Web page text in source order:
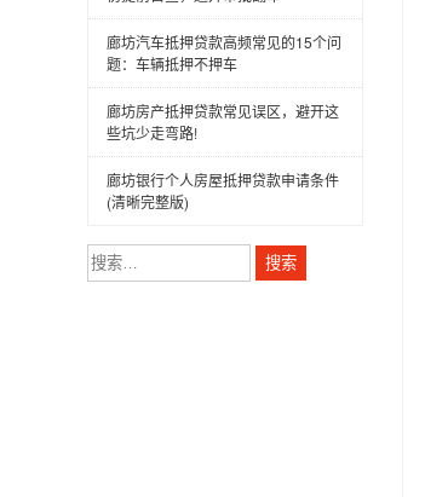
廊坊汽车抵押贷款高频常见的15个问
题：车辆抵押不押车
廊坊房产抵押贷款常见误区，避开这
些坑少走弯路!
廊坊银行个人房屋抵押贷款申请条件
(清晰完整版)
搜
索：